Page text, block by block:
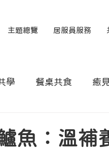
主題總覽 居服員服務
學 餐桌共食 癒
魚：溫補